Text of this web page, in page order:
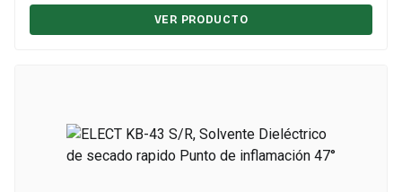
VER PRODUCTO